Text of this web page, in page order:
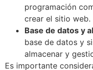
programación
crear el sitio web.
Base de datos y
base de datos y
almacenar y
Es importante